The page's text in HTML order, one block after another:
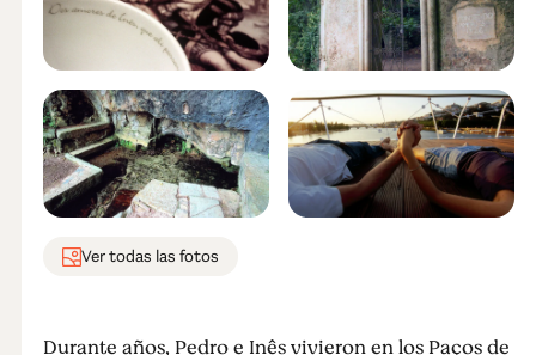
Ver todas las fotos
Durante años, Pedro e Inês vivieron en los Paços de